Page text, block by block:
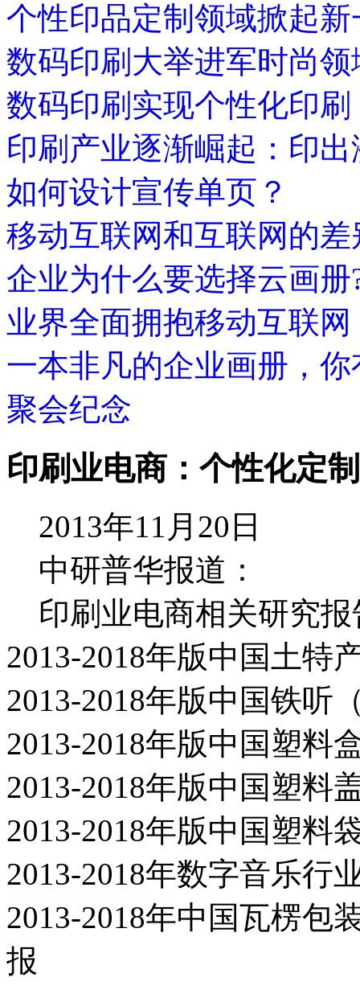
个性印品定制领域掀起
数码印刷大举进军时尚
数码印刷实现个性化印刷
印刷产业逐渐崛起：印
如何设计宣传单页？
移动互联网和互联网的
企业为什么要选择云画册
业界全面拥抱移动互联网
一本非凡的企业画册，
聚会纪念
印刷业电商：个性化定
2013年11月20日
中研普华报道：
印刷业电商相关研究报
2013-2018年版中国土特
2013-2018年版中国铁听
2013-2018年版中国塑料
2013-2018年版中国塑料
2013-2018年版中国塑料
2013-2018年数字音乐行
2013-2018年中国瓦楞包
报